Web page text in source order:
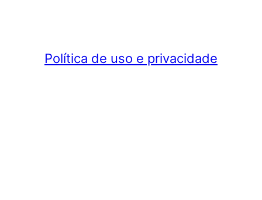
Política de uso e privacidade